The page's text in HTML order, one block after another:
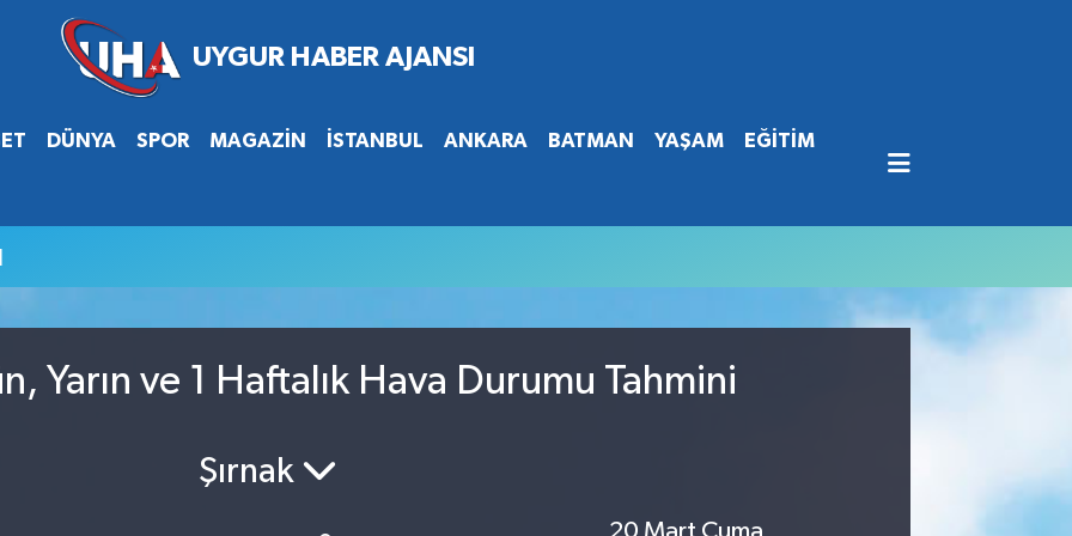
DÜNYA SPOR MAGAZİN İSTANBUL ANKARA BATMAN YAŞAM EĞİTİM
Yarın ve 1 Haftalık Hava Durumu Tahmini
Şırnak